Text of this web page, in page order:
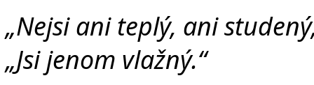
„Nejsi ani teplý, ani
„Jsi jenom vlažný.“